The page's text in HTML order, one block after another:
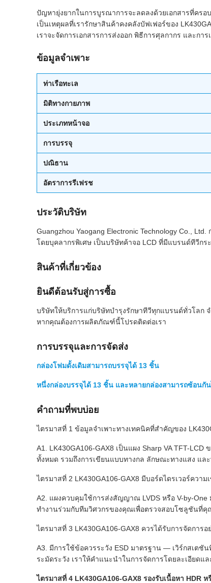
ปัญหายุ่งยากในการบูรณาการจะลดลงด้วยเอกสารที่คร
เป็นเหตุผลที่เรารักษาสินค้าคงคลังบัฟเฟอร์ของ
เราจะจัดการเอกสารการส่งออก พิธีการศุลกากร และกา
ข้อมูลจำเพาะ
ท่าเรือทะเล
มิติทางกายภาพ
ประเภทหน้าจอ
การบรรจุ
ปณิธาน
อัตราการรีเฟรช
ประวัติบริษัท
Guangzhou Yaogang Electronic Technology Co., Ltd.
โดยบุคลากรพิเศษ เป็นบริษัทค้าจอ LCD ที่มีแบรนด์ทีวีก
สินค้าที่เกี่ยวข้อง
ยินดีต้อนรับสู่การซื้อ
บริษัทให้บริการแก่บริษัทบำรุงรักษาทีวีทุกแบรนด์ทั่วโลก
หากคุณต้องการผลิตภัณฑ์นี้โปรดติดต่อเรา
การบรรจุและการจัดส่ง
กล่องโฟมดั้งเดิมสามารถบรรจุได้ 13 ชิ้น
หนึ่งกล่องบรรจุได้ 13 ชิ้น และหลายกล่องสามารถซ้อนกั
คำถามที่พบบ่อย
ไตรมาสที่ 1 ข้อมูลจำเพาะทางเทคนิคที่สำคัญของ
A1. LK430GA106-GAX8 เป็นแผง Sharp VA TFT-
ทั้งหมด รวมถึงการเขียนแบบทางกล ลักษณะทางแสง แล
ไตรมาสที่ 2 LK430GA106-GAX8 มีบอร์ดไดรเวอร์ความ
A2. แผงควบคุมใช้การส่งสัญญาณ LVDS หรือ V-by-
ทำงานร่วมกับทีมวิศวกรของคุณเพื่อตรวจสอบโซลูชันที่คุ
ไตรมาสที่ 3 LK430GA106-GAX8 ควรได้รับการจัดการอ
A3. มีการใช้ข้อควรระวัง ESD มาตรฐาน — เวิร์กสเต
ระมัดระวัง เราให้คำแนะนำในการจัดการโดยละเอียด
ไตรมาสที่ 4 LK430GA106-GAX8 รองรับเนื้อหา HDR ห